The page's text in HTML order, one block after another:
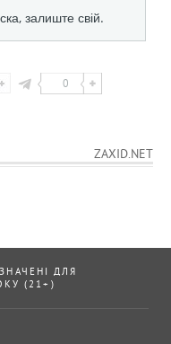
0
ZAXID.NET
ДЛЯ
(21+)